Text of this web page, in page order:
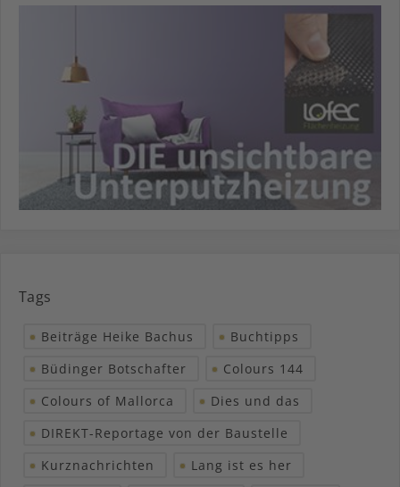
Tags
Beiträge Heike Bachus
Buchtipps
Büdinger Botschafter
Colours 144
Colours of Mallorca
Dies und das
DIREKT-Reportage von der Baustelle
Kurznachrichten
Lang ist es her